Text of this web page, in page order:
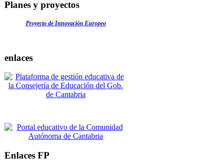
Planes y proyectos
Proyecto de Innovación Europeo
enlaces
Enlaces FP